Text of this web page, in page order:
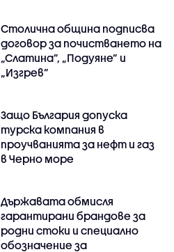
Столична община подписва
договор за почистването на
„Слатина”, „Подуяне” и
„Изгрев”
Защо България допуска
турска компания в
проучванията за нефт и газ
в Черно море
Държавата обмисля
гарантирани брандове за
родни стоки и специално
обозначение за